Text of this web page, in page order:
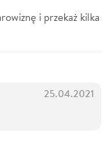
i przekaż kilka
25.04.2021